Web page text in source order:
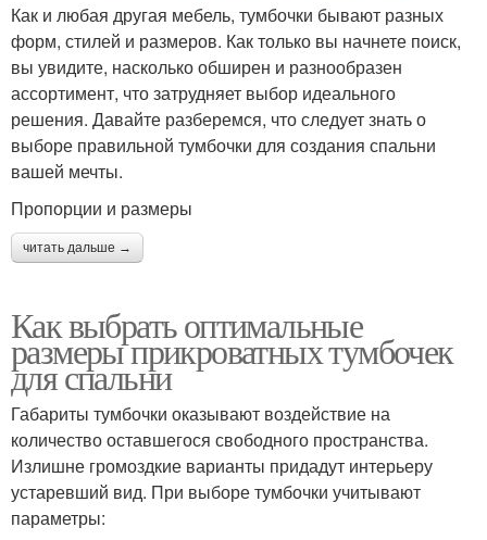
Как и любая другая мебель, тумбочки бывают разных
форм, стилей и размеров. Как только вы начнете поиск,
вы увидите, насколько обширен и разнообразен
ассортимент, что затрудняет выбор идеального
решения. Давайте разберемся, что следует знать о
выборе правильной тумбочки для создания спальни
вашей мечты.
Пропорции и размеры
читать дальше →
Как выбрать оптимальные
размеры прикроватных тумбочек
для спальни
Габариты тумбочки оказывают воздействие на
количество оставшегося свободного пространства.
Излишне громоздкие варианты придадут интерьеру
устаревший вид. При выборе тумбочки учитывают
параметры: